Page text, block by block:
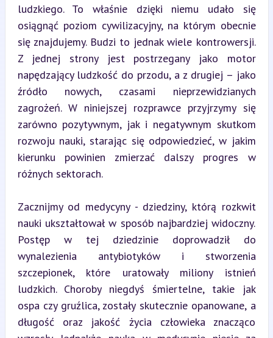
ludzkiego. To właśnie dzięki niemu udało się
osiągnąć poziom cywilizacyjny, na którym obecnie
się znajdujemy. Budzi to jednak wiele kontrowersji.
Z jednej strony jest postrzegany jako motor
napędzający ludzkość do przodu, a z drugiej – jako
źródło nowych, czasami nieprzewidzianych
zagrożeń. W niniejszej rozprawce przyjrzymy się
zarówno pozytywnym, jak i negatywnym skutkom
rozwoju nauki, starając się odpowiedzieć, w jakim
kierunku powinien zmierzać dalszy progres w
różnych sektorach.
Zacznijmy od medycyny - dziedziny, którą rozkwit
nauki ukształtował w sposób najbardziej widoczny.
Postęp w tej dziedzinie doprowadził do
wynalezienia antybiotyków i stworzenia
szczepionek, które uratowały miliony istnień
ludzkich. Choroby niegdyś śmiertelne, takie jak
ospa czy gruźlica, zostały skutecznie opanowane, a
długość oraz jakość życia człowieka znacząco